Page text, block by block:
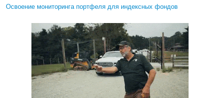
Освоение мониторинга портфеля для индексных фондов